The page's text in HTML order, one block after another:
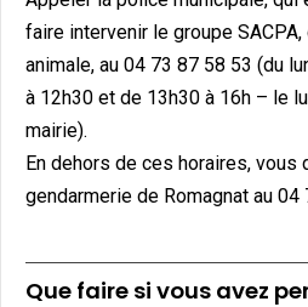
faire intervenir le groupe
animale, au 04 73 87 58 53 (du
à 12h30 et de 13h30 à 16h – le
mairie).
En dehors de ces horaires, vous
gendarmerie de Romagnat au 04
Que faire si vous avez